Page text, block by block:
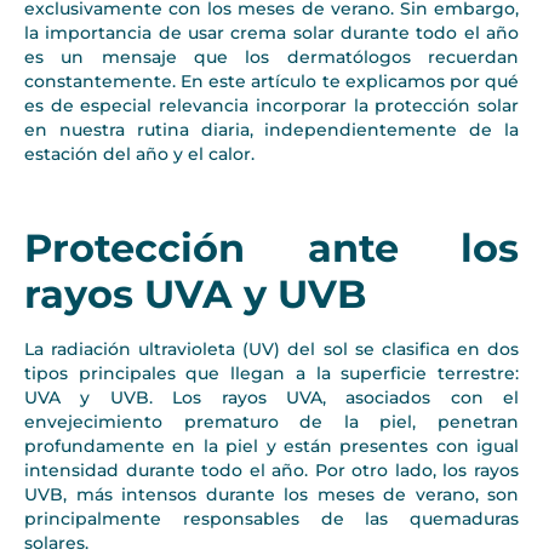
exclusivamente con los meses de verano. Sin embargo,
la importancia de usar crema solar durante todo el año
es un mensaje que los dermatólogos recuerdan
constantemente. En este artículo te explicamos por qué
es de especial relevancia incorporar la protección solar
en nuestra rutina diaria, independientemente de la
estación del año y el calor.
Protección ante los
rayos UVA y UVB
La radiación ultravioleta (UV) del sol se clasifica en dos
tipos principales que llegan a la superficie terrestre:
UVA y UVB. Los rayos UVA, asociados con el
envejecimiento prematuro de la piel, penetran
profundamente en la piel y están presentes con igual
intensidad durante todo el año. Por otro lado, los rayos
UVB, más intensos durante los meses de verano, son
principalmente responsables de las quemaduras
solares.